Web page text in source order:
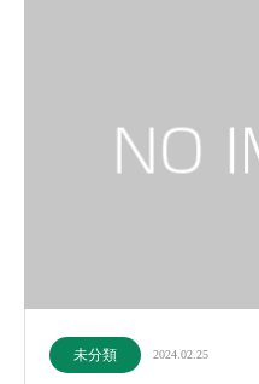
未分類 2024.02.25